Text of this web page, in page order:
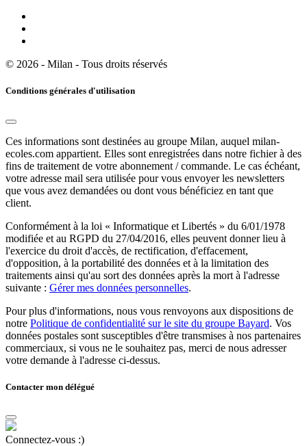
© 2026 - Milan - Tous droits réservés
Conditions générales d'utilisation
Ces informations sont destinées au groupe Milan, auquel milan-
ecoles.com appartient. Elles sont enregistrées dans notre fichier à des
fins de traitement de votre abonnement / commande. Le cas échéant,
votre adresse mail sera utilisée pour vous envoyer les newsletters
que vous avez demandées ou dont vous bénéficiez en tant que
client.
Conformément à la loi « Informatique et Libertés » du 6/01/1978
modifiée et au RGPD du 27/04/2016, elles peuvent donner lieu à
l'exercice du droit d'accès, de rectification, d'effacement,
d'opposition, à la portabilité des données et à la limitation des
traitements ainsi qu'au sort des données après la mort à l'adresse
suivante : Gérer mes données personnelles.
Pour plus d'informations, nous vous renvoyons aux dispositions de
notre Politique de confidentialité sur le site du groupe Bayard. Vos
données postales sont susceptibles d'être transmises à nos partenaires
commerciaux, si vous ne le souhaitez pas, merci de nous adresser
votre demande à l'adresse ci-dessus.
Contacter mon délégué
Connectez-vous :)